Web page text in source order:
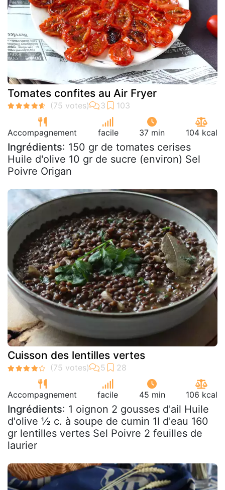
Tomates confites au Air Fryer
Accompagnement facile 37 min 104 kcal
Ingrédients: 150 gr de tomates cerises
Huile d'olive 10 gr de sucre (environ) Sel
Poivre Origan
Cuisson des lentilles vertes
Accompagnement facile 45 min 106 kcal
Ingrédients: 1 oignon 2 gousses d'ail Huile
d'olive ½ c. à soupe de cumin 1l d'eau 160
gr lentilles vertes Sel Poivre 2 feuilles de
laurier